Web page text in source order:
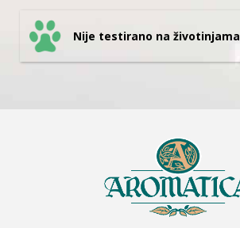
Nije testirano na životinjama